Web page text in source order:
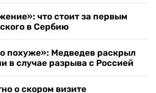
что стоит за первым
в Сербию
похуже»: Медведев раскрыл
в случае разрыва с Россией
о скором визите